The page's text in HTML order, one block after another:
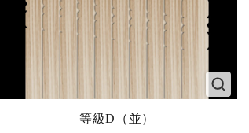
等級D（並）